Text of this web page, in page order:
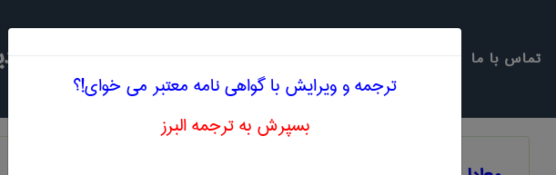
جستجو تماس با ما
ترجمه و ویرایش با گواهی نامه معتبر می خوای!؟
بسپرش به ترجمه البرز